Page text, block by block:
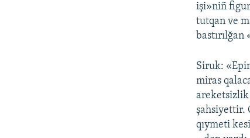
işi»niñ
tutqan ve
Siruk:
miras
areketsizlik
şahsiyettir.
qıymeti